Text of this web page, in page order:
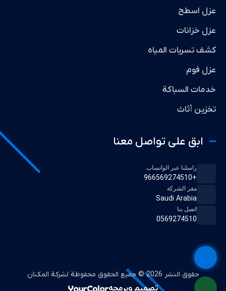
عزل اسطح
عزل خزانات
كشف تسربات المياه
عزل فوم
خدمات السباكة
تخزين أثاث
ابق على تواصل معنا
راسلنا عبر الواتساب
+966569274510
مقر الشركة
Saudi Arabia
اتصل بنا
0569274510
حقوق النشر 2026 © جميع الحقوق محفوظة لشركة المكنان
تصميم وبرمجه